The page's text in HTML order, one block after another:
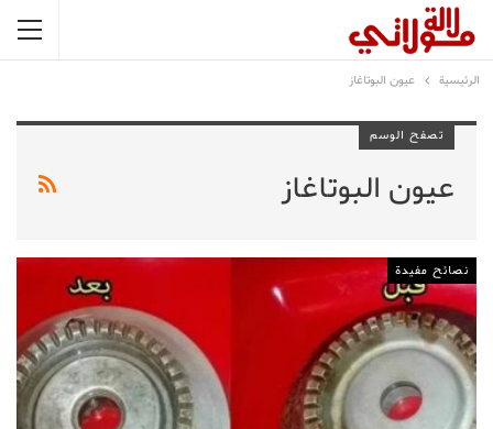
الرئيسية عيون البوتاغاز
تصفح الوسم
عيون البوتاغاز
نصائح مفيدة